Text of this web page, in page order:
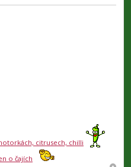
citrusech, chilli
o čajích